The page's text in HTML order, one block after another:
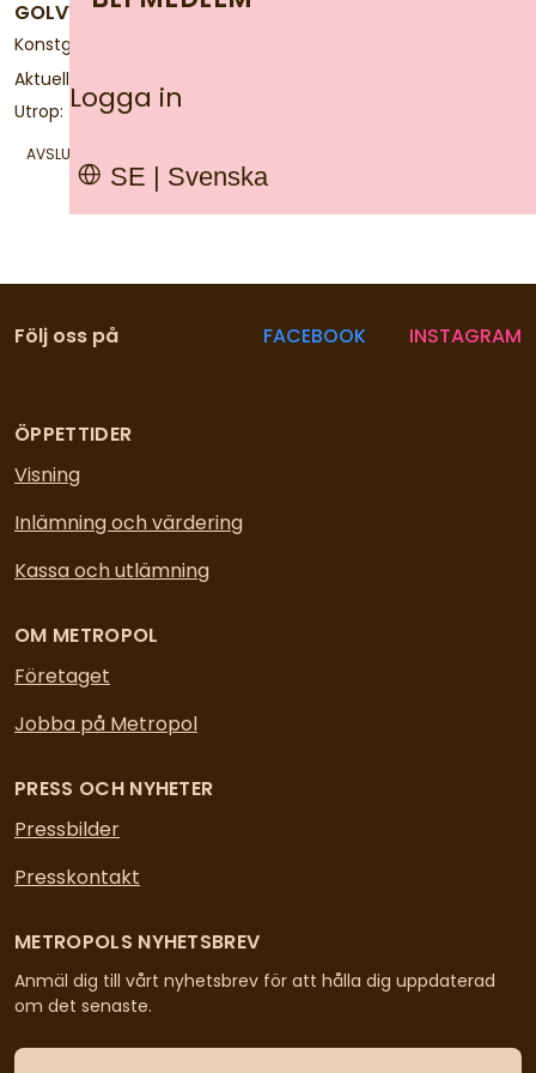
Logga in
SE | Svenska
GOLVVAS
Konstglas. Höjd: 59 cm
Aktuellt bud:
Utrop:
AVSLUTAS
Följ oss på FACEBOOK INSTAGRAM
ÖPPETTIDER
Visning
Inlämning och värdering
Kassa och utlämning
OM METROPOL
Företaget
Jobba på Metropol
PRESS OCH NYHETER
Pressbilder
Presskontakt
METROPOLS NYHETSBREV
Anmäl dig till vårt nyhetsbrev för att hålla dig uppdaterad
om det senaste.